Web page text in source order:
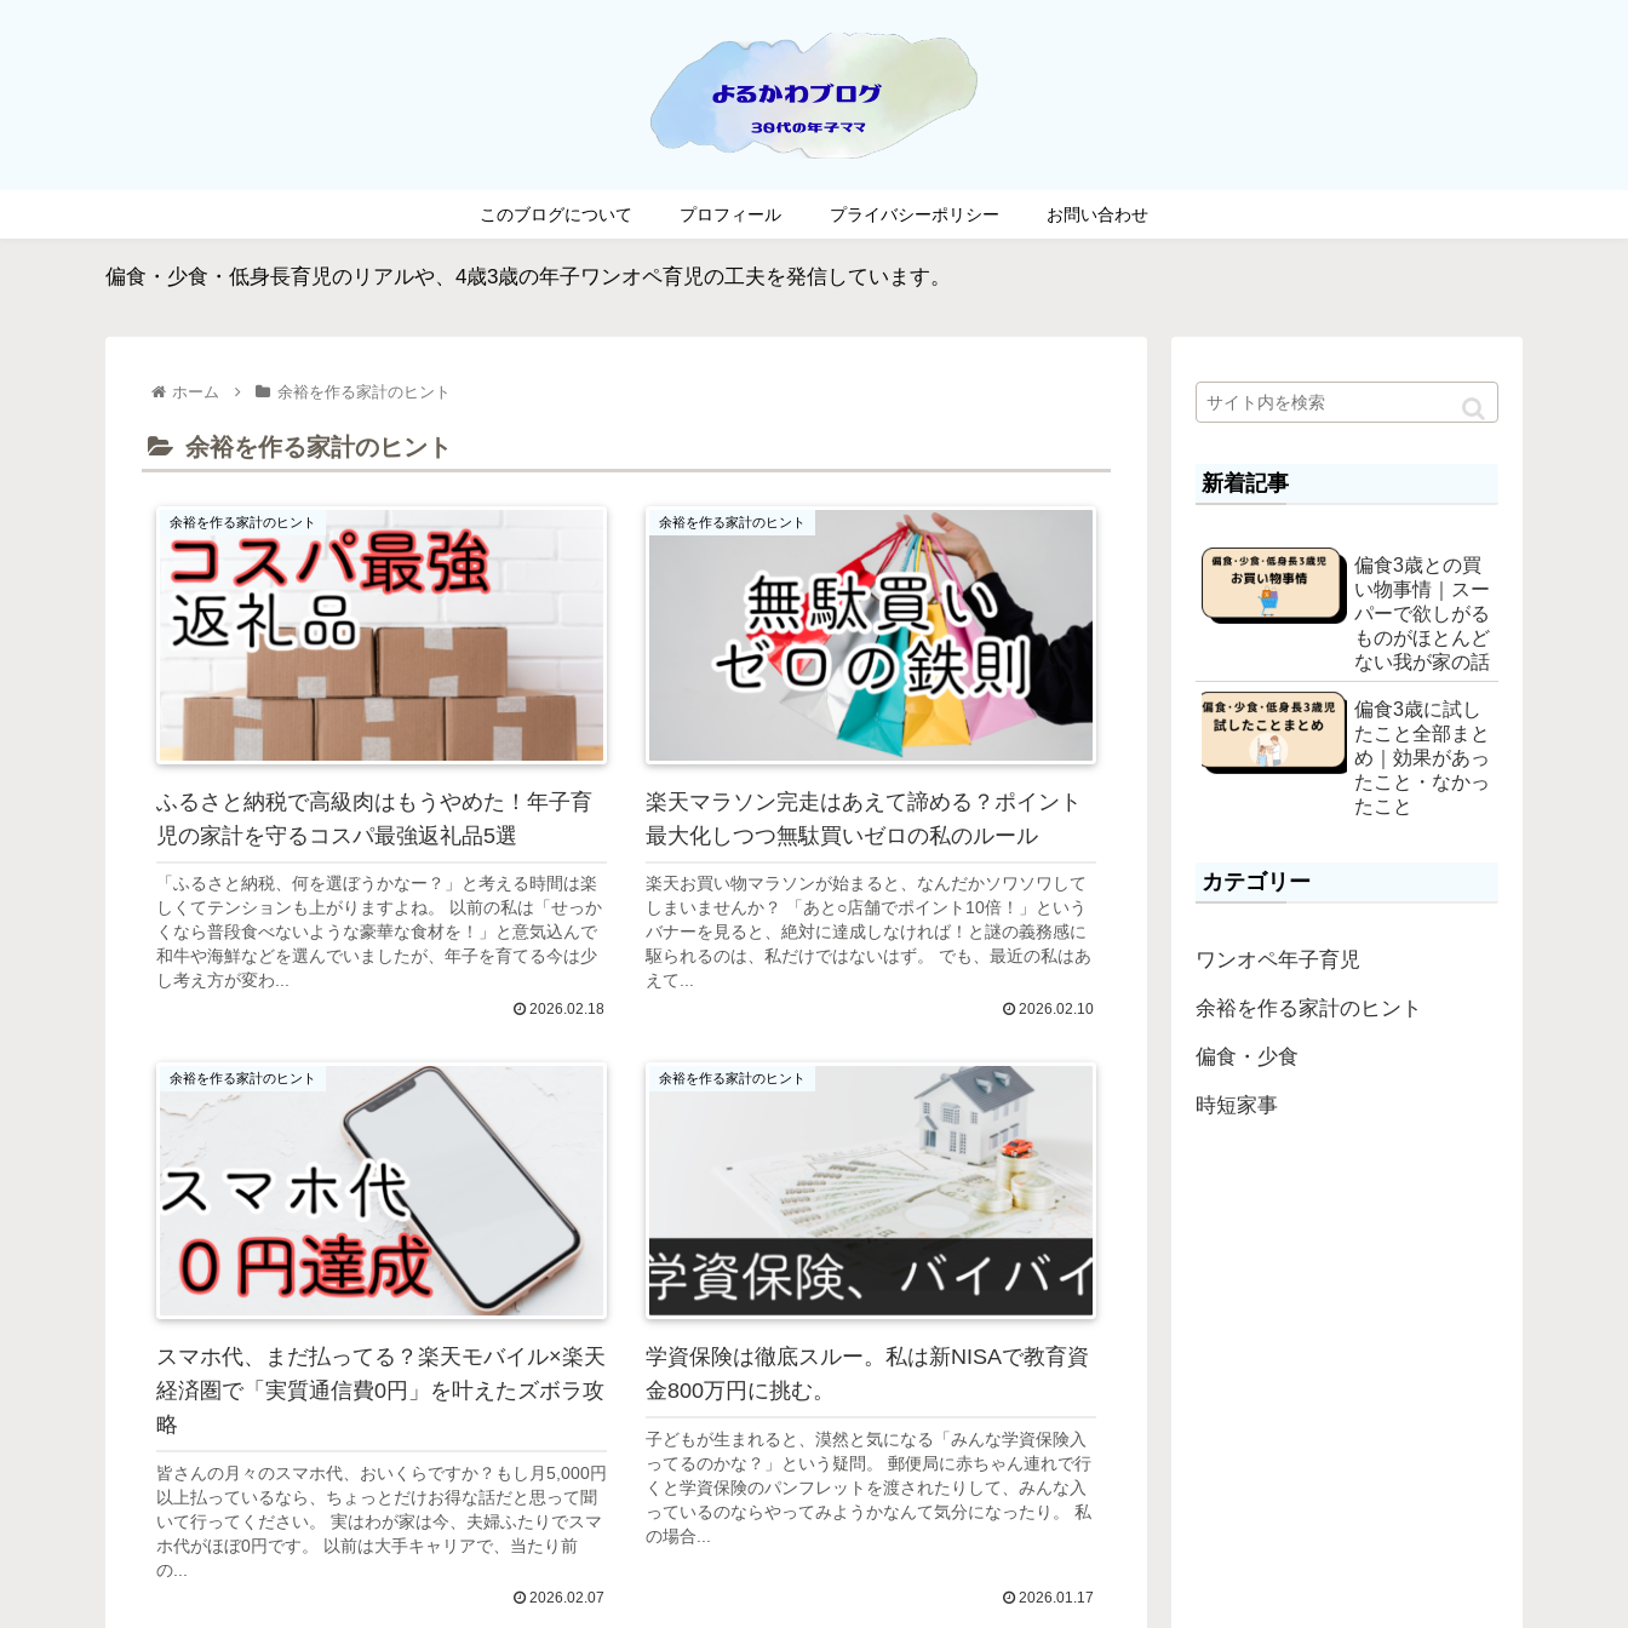
このブログについて プロフィール プライバシーポリシー お問い合わせ
偏食・少食・低身長育児のリアルや、4歳3歳の年子ワンオペ育児の工夫を発信しています。
ホーム 余裕を作る家計のヒント
余裕を作る家計のヒント
余裕を作る家計のヒント
ふるさと納税で高級肉はもうやめた！年子育
児の家計を守るコスパ最強返礼品5選
「ふるさと納税、何を選ぼうかなー？」と考える時間は楽
しくてテンションも上がりますよね。 以前の私は「せっか
くなら普段食べないような豪華な食材を！」と意気込んで
和牛や海鮮などを選んでいましたが、年子を育てる今は少
し考え方が変わ...
2026.02.18
余裕を作る家計のヒント
楽天マラソン完走はあえて諦める？ポイント
最大化しつつ無駄買いゼロの私のルール
楽天お買い物マラソンが始まると、なんだかソワソワして
しまいませんか？ 「あと○店舗でポイント10倍！」という
バナーを見ると、絶対に達成しなければ！と謎の義務感に
駆られるのは、私だけではないはず。 でも、最近の私はあ
えて...
2026.02.10
余裕を作る家計のヒント
スマホ代、まだ払ってる？楽天モバイル×楽天
経済圏で「実質通信費0円」を叶えたズボラ攻
略
皆さんの月々のスマホ代、おいくらですか？もし月5,000円
以上払っているなら、ちょっとだけお得な話だと思って聞
いて行ってください。 実はわが家は今、夫婦ふたりでスマ
ホ代がほぼ0円です。 以前は大手キャリアで、当たり前
の...
2026.02.07
余裕を作る家計のヒント
学資保険は徹底スルー。私は新NISAで教育資
金800万円に挑む。
子どもが生まれると、漠然と気になる「みんな学資保険入
ってるのかな？」という疑問。 郵便局に赤ちゃん連れで行
くと学資保険のパンフレットを渡されたりして、みんな入
っているのならやってみようかなんて気分になったり。 私
の場合...
2026.01.17
新着記事
偏食3歳との買
い物事情｜スー
パーで欲しがる
ものがほとんど
ない我が家の話
偏食3歳に試し
たこと全部まと
め｜効果があっ
たこと・なかっ
たこと
カテゴリー
ワンオペ年子育児
余裕を作る家計のヒント
偏食・少食
時短家事